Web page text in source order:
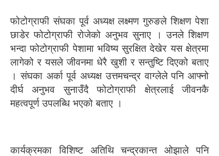
फोटोग्राफी संघका पूर्व अध्यक्ष लक्ष्मण गुरुङले शिक्षण पेशा
छाडेर फोटोग्राफी रोजेको अनुभव सुनाए । उनले शिक्षण
भन्दा फोटोग्राफी पेशामा भविष्य सुरक्षित देखेर यस क्षेत्रमा
लागेको र यसले जीवनमा धेरै खुशी र सन्तुष्टि दिएको बताए
। संघका अर्का पूर्व अध्यक्ष उत्तमचन्द्र वाग्लेले पनि आफ्नो
दीर्घ अनुभव सुनाउँदै फोटोग्राफी क्षेत्रलाई जीवनकै
महत्वपूर्ण उपलब्धि भएको बताए ।
कार्यक्रमका विशिष्ट अतिथि चन्द्रकान्त ओझाले पनि